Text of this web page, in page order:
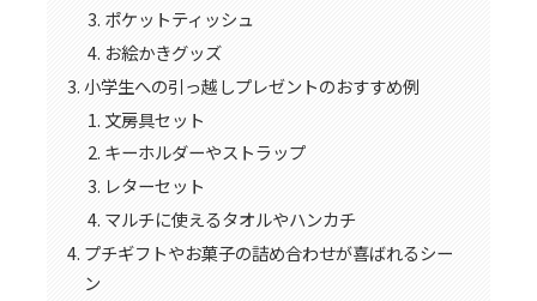
ポケットティッシュ
お絵かきグッズ
小学生への引っ越しプレゼントのおすすめ例
文房具セット
キーホルダーやストラップ
レターセット
マルチに使えるタオルやハンカチ
プチギフトやお菓子の詰め合わせが喜ばれるシー
ン